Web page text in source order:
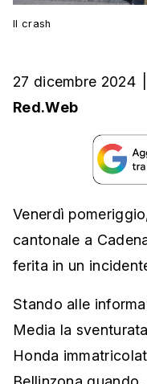
Il crash
27 dicembre 2024
Red.Web
Venerdì
cantonale a
ferita in un
Stando alle
Media la
Honda